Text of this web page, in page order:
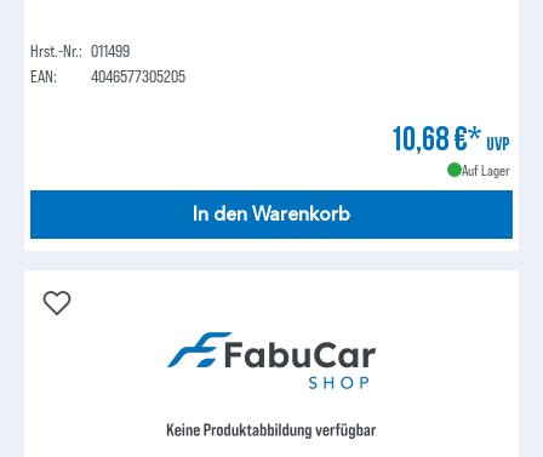
Hrst.-Nr.: 011499
EAN:
4046577305205
10,68 €* UVP
Auf Lager
In den Warenkorb